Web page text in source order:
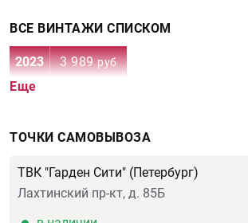
ВСЕ ВИНТАЖИ СПИСКОМ
2023 3 989руб
Еще
ТОЧКИ САМОВЫВОЗА
ТВК "Гарден Сити" (Петербург)
Лахтинский пр-кт, д. 85Б